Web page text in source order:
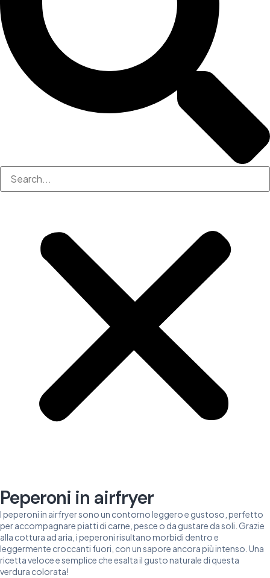
Peperoni in airfryer
I peperoni in airfryer sono un contorno leggero e gustoso, perfetto
per accompagnare piatti di carne, pesce o da gustare da soli. Grazie
alla cottura ad aria, i peperoni risultano morbidi dentro e
leggermente croccanti fuori, con un sapore ancora più intenso. Una
ricetta veloce e semplice che esalta il gusto naturale di questa
verdura colorata!